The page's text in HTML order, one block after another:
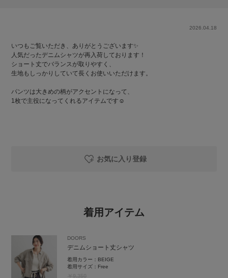
2026.04.18
いつもご覧いただき、ありがとうございます✨
人気だったデニムシャツが再入荷しております！
ショート丈でバランスが取りやすく、
生地もしっかりしていて長くお使いいただけます。
パンツは大きめの柄がアクセントになって、
1枚で主役になってくれるアイテムです☺️
お気に入り登録
着用アイテム
DOORS
デニムショート丈シャツ
着用カラー： BEIGE
着用サイズ： Free